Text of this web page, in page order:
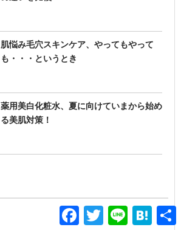
肌悩み毛穴スキンケア、やってもやって
も・・・というとき
薬用美白化粧水、夏に向けていまから始め
る美肌対策！
FacebookTwitter Line Hatena